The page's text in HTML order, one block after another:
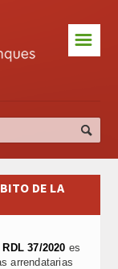
☰
DE LA
RDL 37/2020 es
arrendatarias